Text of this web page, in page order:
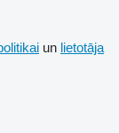
un lietotāja